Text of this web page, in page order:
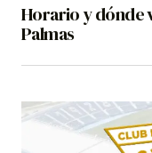
Horario y dónde
Palmas